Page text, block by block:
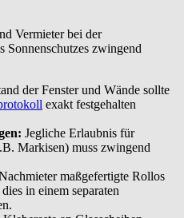
Vermieter bei der
Sonnenschutzes zwingend
der Fenster und Wände sollte
exakt festgehalten
Jegliche Erlaubnis für
Markisen) muss zwingend
maßgefertigte Rollos
in einem separaten